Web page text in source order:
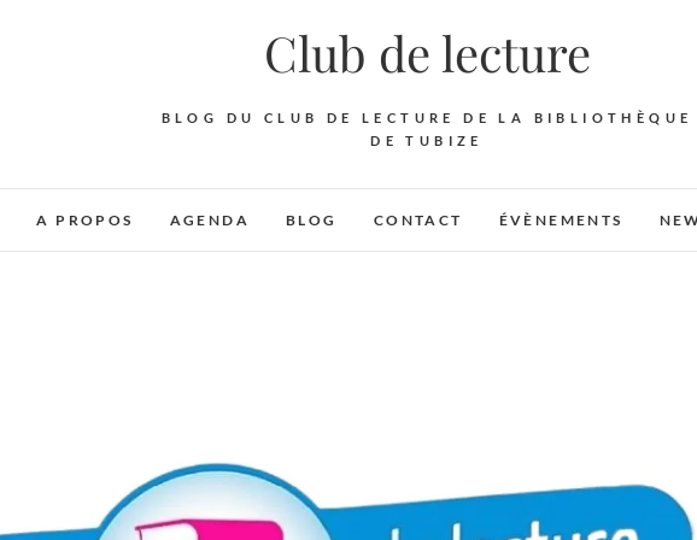
Club de lecture
BLOG DU CLUB DE LECTURE DE LA BIBLIOTHÈQUE
DE TUBIZE
A PROPOS AGENDA BLOG CONTACT ÉVÈNEMENTS